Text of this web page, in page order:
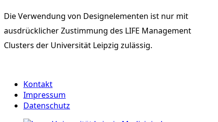
Die Verwendung von Designelementen ist nur mit
ausdrücklicher Zustimmung des LIFE Management
Clusters der Universität Leipzig zulässig.
Kontakt
Impressum
Datenschutz